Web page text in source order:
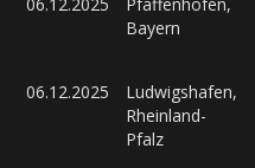
Bayern
06.12.2025
Ludwigshafen,
Rheinland-
Pfalz